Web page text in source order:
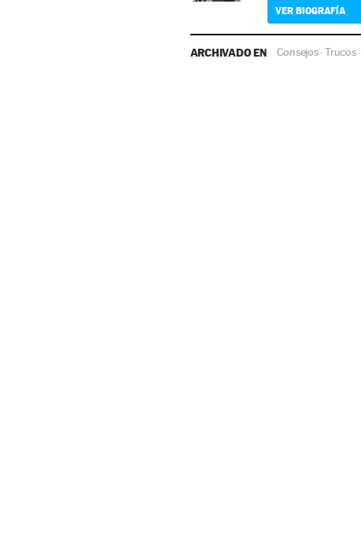
VER BIOGRAFÍA
ARCHIVADO EN Consejos·Trucos·